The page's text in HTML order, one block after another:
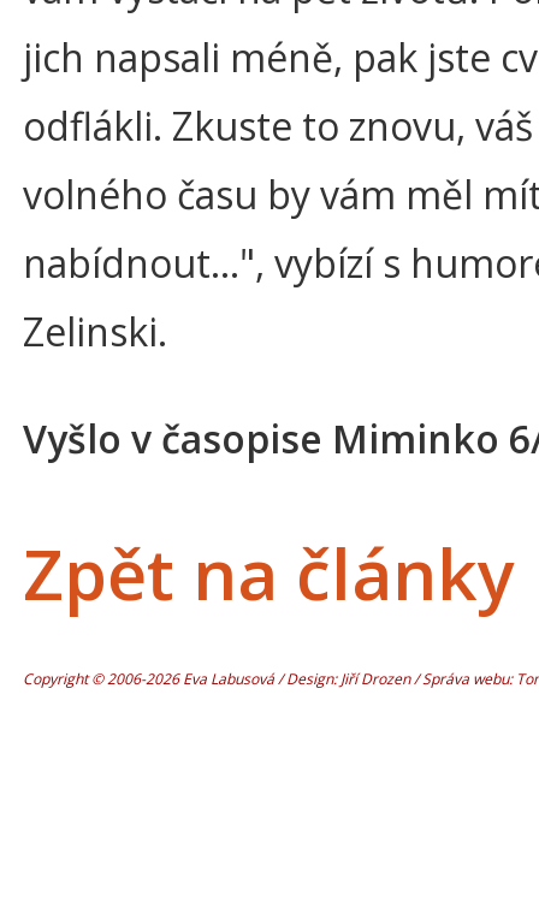
jich napsali méně, pak jste
odflákli. Zkuste to znovu,
volného času by vám měl
nabídnout…", vybízí s
Zelinski.
Vyšlo v časopise Miminko
Zpět na články
Copyright © 2006-2026 Eva Labusová / Design: Jiří Drozen / Správa webu: